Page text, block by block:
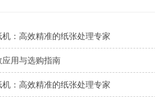
：高效精准的纸张处理专家
用与选购指南
：高效精准的纸张处理专家